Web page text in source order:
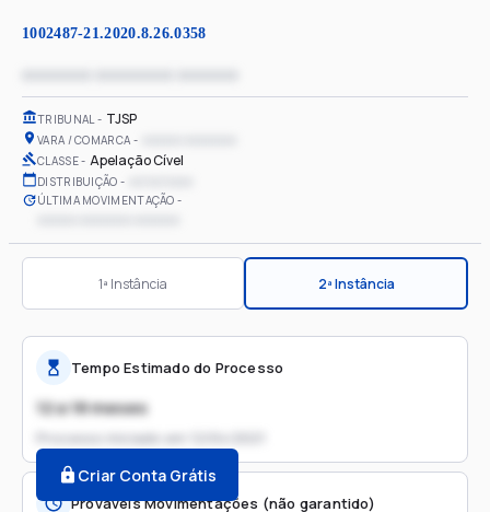
1002487-21.2020.8.26.0358
TRIBUNAL TJSP
VARA / COMARCA
CLASSE Apelação Cível
DISTRIBUIÇÃO
ÚLTIMA MOVIMENTAÇÃO
1ª Instância 2ª Instância
Tempo Estimado do Processo
12 a 18 meses
Processo iniciado em
Criar Conta Grátis
Prováveis Movimentações (não garantido)